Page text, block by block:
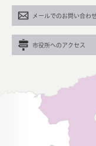
メールでのお問い合わ
市役所へのアクセス